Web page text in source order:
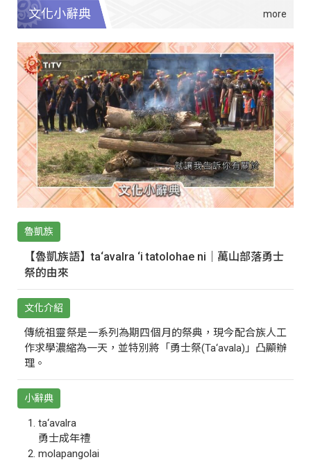
文化小辭典
魯凱族
【魯凱族語】ta‘avalra ‘i tatolohae ni｜萬山部落勇士
祭的由來
文化介紹
傳統祖靈祭是一系列為期四個月的祭典，現今配合族人工
作求學濃縮為一天，並特別將「勇士祭(Ta‘avala)」凸顯辦
理。
小辭典
ta‘avalra
勇士成年禮
molapangolai